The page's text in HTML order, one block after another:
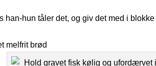
han-hun tåler det, og giv det med i blokke
melfrit brød